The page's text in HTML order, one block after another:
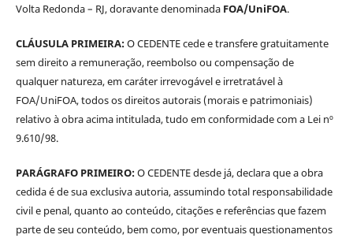
Volta Redonda – RJ, doravante denominada FOA/UniFOA.
CLÁUSULA PRIMEIRA:O CEDENTE cede e transfere gratuitamente
sem direito a remuneração, reembolso ou compensação de
qualquer natureza, em caráter irrevogável e irretratável à
FOA/UniFOA, todos os direitos autorais (morais e patrimoniais)
relativo à obra acima intitulada, tudo em conformidade com a Lei nº
9.610/98.
PARÁGRAFO PRIMEIRO:O CEDENTE desde já, declara que a obra
cedida é de sua exclusiva autoria, assumindo total responsabilidade
civil e penal, quanto ao conteúdo, citações e referências que fazem
parte de seu conteúdo, bem como, por eventuais questionamentos